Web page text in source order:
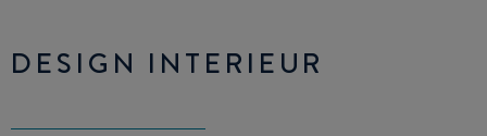
DESIGN INTERIEUR